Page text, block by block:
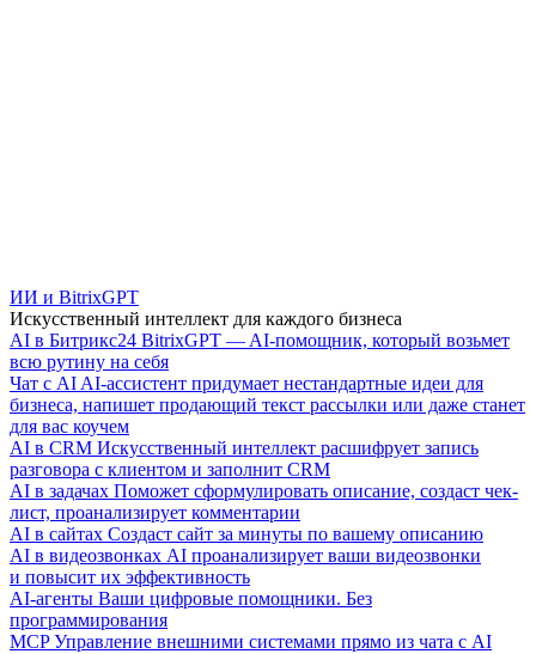
ИИ и BitrixGPT
Искусственный интеллект для каждого бизнеса
AI в Битрикс24 BitrixGPT — AI-помощник, который возьмет
всю рутину на себя
Чат с AI AI-ассистент придумает нестандартные идеи для
бизнеса, напишет продающий текст рассылки или даже станет
для вас коучем
AI в CRM Искусственный интеллект расшифрует запись
разговора с клиентом и заполнит CRM
AI в задачах Поможет сформулировать описание, создаст чек-
лист, проанализирует комментарии
AI в сайтах Создаст сайт за минуты по вашему описанию
AI в видеозвонках AI проанализирует ваши видеозвонки
и повысит их эффективность
AI-агенты Ваши цифровые помощники. Без
программирования
MCP Управление внешними системами прямо из чата с AI